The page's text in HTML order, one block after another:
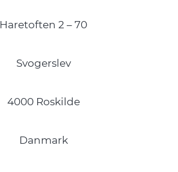
Haretoften 2 – 70
Svogerslev
4000 Roskilde
Danmark